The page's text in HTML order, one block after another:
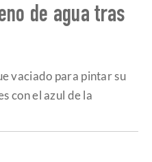
de agua tras
vaciado para pintar su
con el azul de la